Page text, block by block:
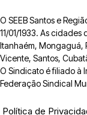
O SEEB Santos e
11/01/1933. As cidades
Itanhaém, Mongaguá,
Vicente, Santos,
O Sindicato é filiado à
Federação Sindical
Política de